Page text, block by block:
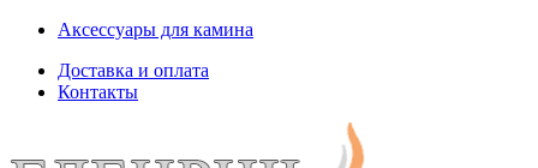
Аксессуары для камина
Доставка и оплата
Контакты